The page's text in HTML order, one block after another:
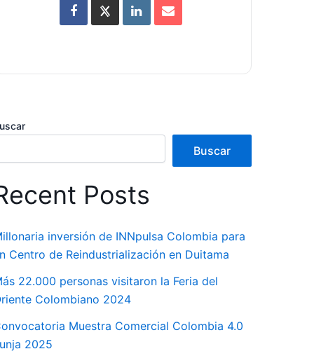
Buscar
Posts
inversión de INNpulsa Colombia para
Centro de Reindustrialización en Duitama
22.000 personas visitaron la Feria del
Colombiano 2024
Muestra Comercial Colombia 4.0
2025